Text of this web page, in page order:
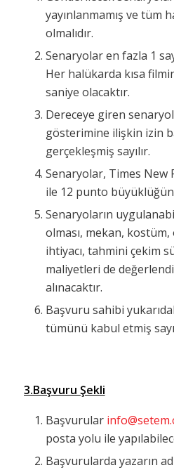
yayınlanmamış ve tüm
olmalıdır.
Senaryolar en fazla 1
Her halükarda kısa
saniye olacaktır.
Dereceye giren
gösterimine ilişkin izin
gerçekleşmiş sayılır.
Senaryolar, Times New
ile 12 punto
Senaryoların
olması, mekan, kostüm,
ihtiyacı, tahmini çekim
maliyetleri de
alınacaktır.
Başvuru sahibi
tümünü kabul etmiş
3.Başvuru Şekli
Başvurular
posta yolu ile
Başvurularda yazarın